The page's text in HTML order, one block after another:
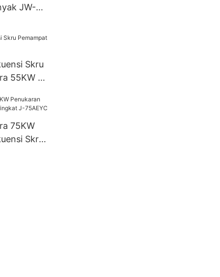
JW-
Skru
55KW J-
75KW
Skru